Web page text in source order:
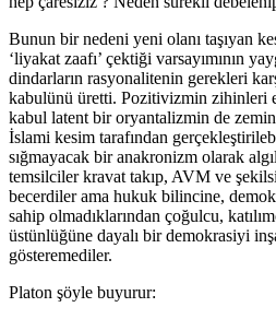
Bunun bir nedeni yeni olanı taşıyan
‘liyakat zaafı’ çektiği varsayımının
dindarların rasyonalitenin gerekleri
kabulünü üretti. Pozitivizmin zihinleri
kabul latent bir oryantalizmin de
İslami kesim tarafından
sığmayacak bir anakronizm olarak
temsilciler kravat takıp, AVM ve
becerdiler ama hukuk bilincine,
sahip olmadıklarından çoğulcu,
üstünlüğüne dayalı bir demokrasiyi
gösteremediler.
Platon şöyle buyurur: